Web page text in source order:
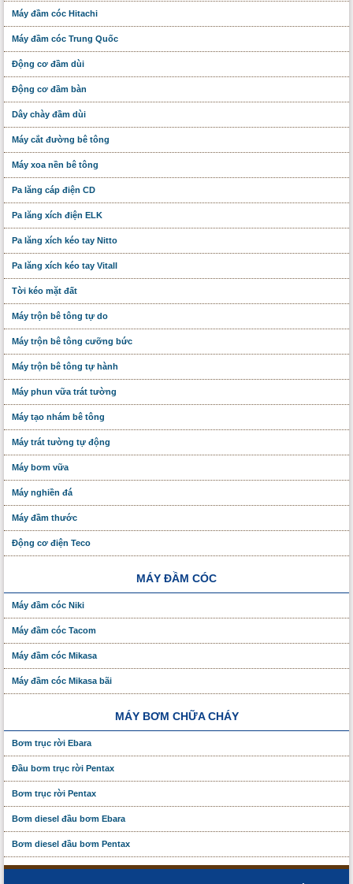
Máy đầm cóc Hitachi
Máy đầm cóc Trung Quốc
Động cơ đầm dùi
Động cơ đầm bàn
Dây chày đầm dùi
Máy cắt đường bê tông
Máy xoa nền bê tông
Pa lăng cáp điện CD
Pa lăng xích điện ELK
Pa lăng xích kéo tay Nitto
Pa lăng xích kéo tay Vitall
Tời kéo mặt đất
Máy trộn bê tông tự do
Máy trộn bê tông cưỡng bức
Máy trộn bê tông tự hành
Máy phun vữa trát tường
Máy tạo nhám bê tông
Máy trát tường tự động
Máy bơm vữa
Máy nghiền đá
Máy đầm thước
Động cơ điện Teco
MÁY ĐẦM CÓC
Máy đầm cóc Niki
Máy đầm cóc Tacom
Máy đầm cóc Mikasa
Máy đầm cóc Mikasa bãi
MÁY BƠM CHỮA CHÁY
Bơm trục rời Ebara
Đầu bơm trục rời Pentax
Bơm trục rời Pentax
Bơm diesel đầu bơm Ebara
Bơm diesel đầu bơm Pentax